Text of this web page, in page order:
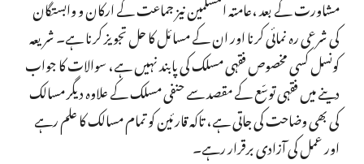
مشاورت کے بعد ،عامتہ المسلمین نیز جماعت کے ارکان و وابستگان
کی شرعی رہ نمائی کرنا اور ان کے مسائل کا حل تجویز کرنا ہے۔ شریعہ
کونسل کسی مخصوص فقہی مسلک کی پابند نہیں ہے، سوالات کا جواب
دینے میں فقہی توسّع کے مقصد سے حنفی مسلک کے علاوہ دیگر مسالک
کی بھی وضاحت کی جاتی ہے، تاکہ قارئین کو تمام مسالک کا علم رہے
اور عمل کی آزادی برقرار رہے۔